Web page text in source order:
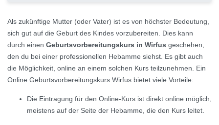
Als zukünftige Mutter (oder Vater) ist es von höchster Bedeutung,
sich gut auf die Geburt des Kindes vorzubereiten. Dies kann
durch einen Geburtsvorbereitungskurs in Wirfus geschehen,
den du bei einer professionellen Hebamme siehst. Es gibt auch
die Möglichkeit, online an einem solchen Kurs teilzunehmen. Ein
Online Geburtsvorbereitungskurs Wirfus bietet viele Vorteile:
Die Eintragung für den Online-Kurs ist direkt online möglich,
meistens auf der Seite der Hebamme, die den Kurs leitet.